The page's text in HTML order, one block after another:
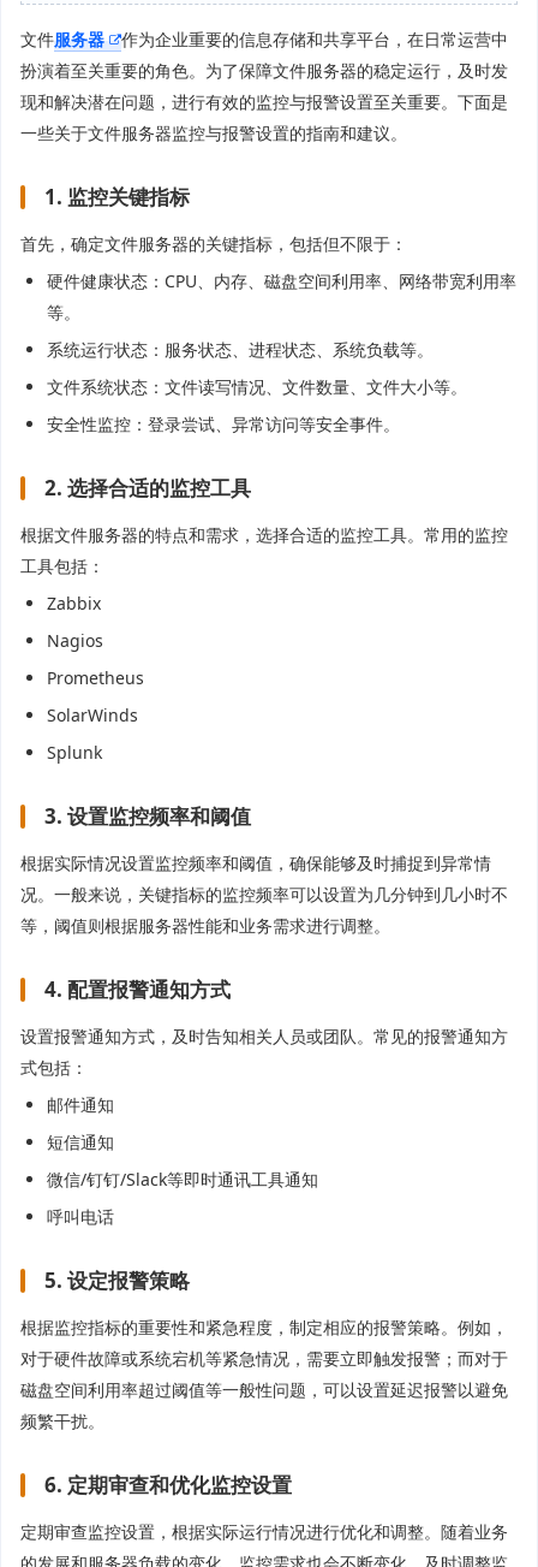
文件服务器
作为企业重要的信息存储和共享平台，在日常运营中
扮演着至关重要的角色。为了保障文件服务器的稳定运行，及时发
现和解决潜在问题，进行有效的监控与报警设置至关重要。下面是
一些关于文件服务器监控与报警设置的指南和建议。
1. 监控关键指标
首先，确定文件服务器的关键指标，包括但不限于：
硬件健康状态：CPU、内存、磁盘空间利用率、网络带宽利用率
等。
系统运行状态：服务状态、进程状态、系统负载等。
文件系统状态：文件读写情况、文件数量、文件大小等。
安全性监控：登录尝试、异常访问等安全事件。
2. 选择合适的监控工具
根据文件服务器的特点和需求，选择合适的监控工具。常用的监控
工具包括：
Zabbix
Nagios
Prometheus
SolarWinds
Splunk
3. 设置监控频率和阈值
根据实际情况设置监控频率和阈值，确保能够及时捕捉到异常情
况。一般来说，关键指标的监控频率可以设置为几分钟到几小时不
等，阈值则根据服务器性能和业务需求进行调整。
4. 配置报警通知方式
设置报警通知方式，及时告知相关人员或团队。常见的报警通知方
式包括：
邮件通知
短信通知
微信/钉钉/Slack等即时通讯工具通知
呼叫电话
5. 设定报警策略
根据监控指标的重要性和紧急程度，制定相应的报警策略。例如，
对于硬件故障或系统宕机等紧急情况，需要立即触发报警；而对于
磁盘空间利用率超过阈值等一般性问题，可以设置延迟报警以避免
频繁干扰。
6. 定期审查和优化监控设置
定期审查监控设置，根据实际运行情况进行优化和调整。随着业务